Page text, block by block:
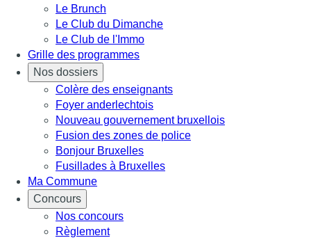
Le Brunch
Le Club du Dimanche
Le Club de l'Immo
Grille des programmes
Nos dossiers
Colère des enseignants
Foyer anderlechtois
Nouveau gouvernement bruxellois
Fusion des zones de police
Bonjour Bruxelles
Fusillades à Bruxelles
Ma Commune
Concours
Nos concours
Règlement